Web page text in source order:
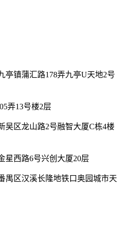
亭镇蒲汇路178弄九亭U天地2号
弄13号楼2层
吴区龙山路2号融智大厦C栋4楼
星西路6号兴创大厦20层
禺区汉溪长隆地铁口奥园城市天